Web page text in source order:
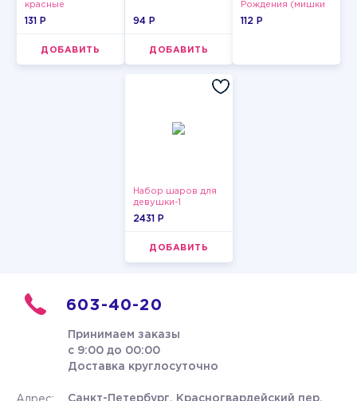
красные
131 P
ДОБАВИТЬ
94 P
ДОБАВИТЬ
Рождения (мишки
и тортики)
112 P
Набор шаров для
девушки-1
2431 P
ДОБАВИТЬ
603-40-20
Принимаем заказы
с 9:00 до 00:00
Доставка круглосуточно
Санкт-Петербург, Красногвардейский пер.